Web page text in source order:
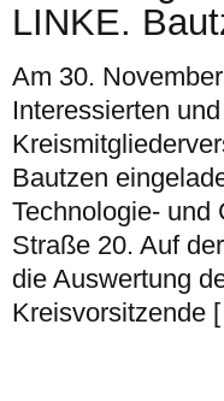
LINKE.
Am 30.
Interessierten
Bautzen
Technologie- und
Straße 20. Auf
die Auswertung
Kreisvorsitzende